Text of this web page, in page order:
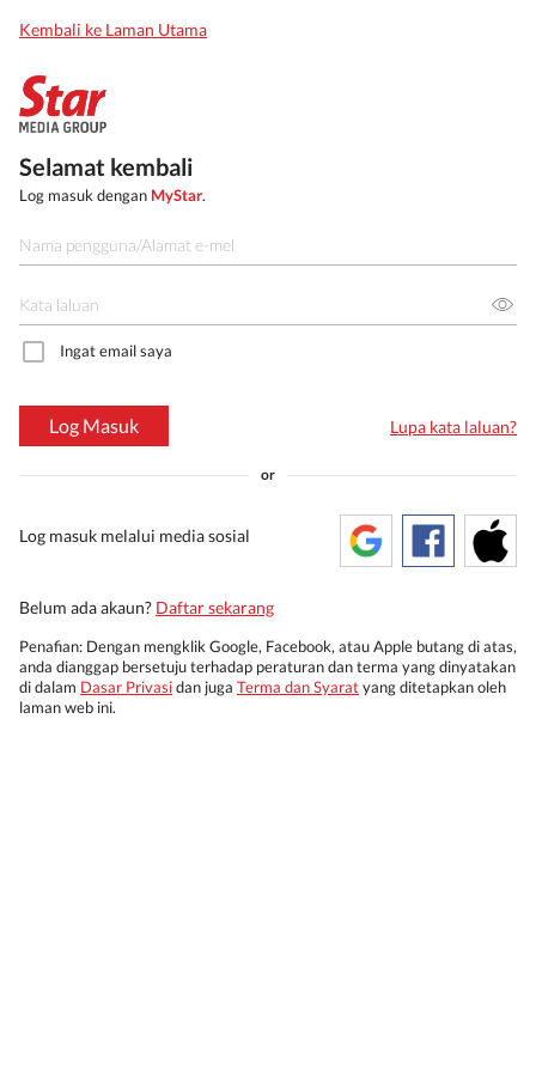
Kembali ke Laman Utama
Selamat kembali
Log masuk dengan MyStar.
Ingat email saya
Log Masuk Lupa kata laluan?
or
Log masuk melalui media sosial
Belum ada akaun? Daftar sekarang
Penafian: Dengan mengklik Google, Facebook, atau Apple butang di atas,
anda dianggap bersetuju terhadap peraturan dan terma yang dinyatakan
di dalam Dasar Privasidan juga Terma dan Syaratyang ditetapkan oleh
laman web ini.